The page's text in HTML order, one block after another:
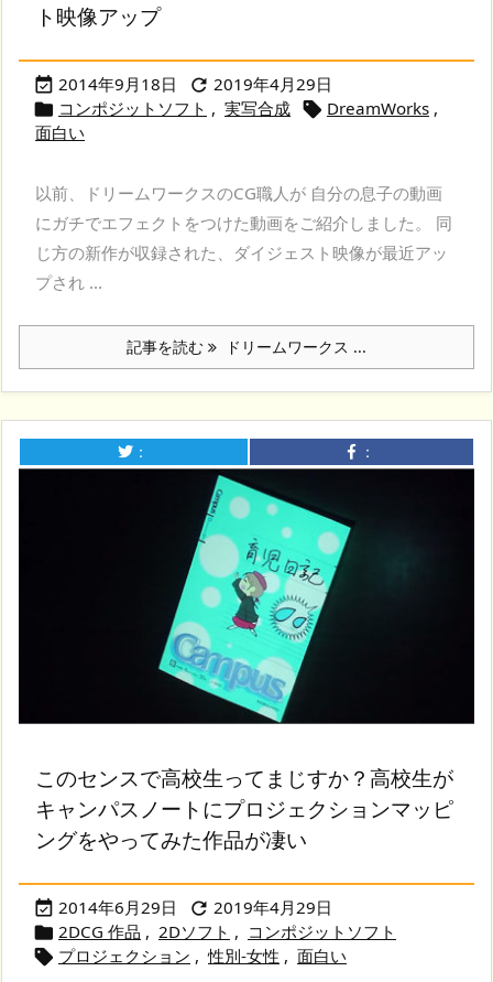
ト映像アップ
 2014年9月18日  2019年4月29日
 コンポジットソフト , 実写合成  DreamWorks ,
面白い
以前、ドリームワークスのCG職人が 自分の息子の動画
にガチでエフェクトをつけた動画をご紹介しました。 同
じ方の新作が収録された、ダイジェスト映像が最近アッ
プされ ...
記事を読む ドリームワークス ...
： ：
このセンスで高校生ってまじすか？高校生が
キャンパスノートにプロジェクションマッピ
ングをやってみた作品が凄い
 2014年6月29日  2019年4月29日
 2DCG 作品 , 2Dソフト , コンポジットソフト
 プロジェクション , 性別-女性 , 面白い